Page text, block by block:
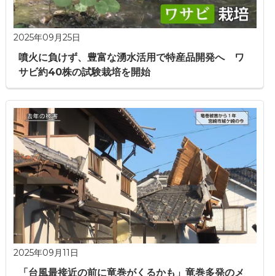
2025年09月25日
噴火に負けず、豊富な湧水活用で特産品開発へ ワ
サビ約40株の試験栽培を開始
2025年09月11日
「台風最接近の前に竜巻がくるかも」竜巻多発のメ